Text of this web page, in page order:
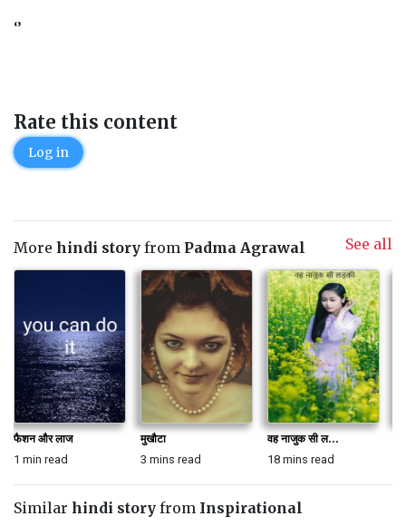
‘’
Rate this content
Log in
More hindi story from Padma Agrawal See all
फैशन और लाज
1 min read
मुखौटा
3 mins read
वह नाजुक सी ल...
18 mins read
Similar hindi story from Inspirational